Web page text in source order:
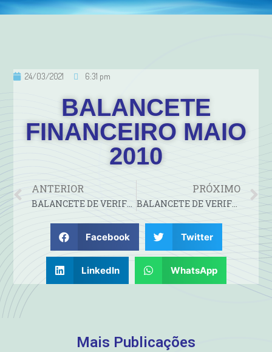
24/03/2021 6:31 pm
BALANCETE
FINANCEIRO MAIO
2010
ANTERIOR
BALANCETE DE VERIFICAÇÃO DO MES DE ABRIL 2010
PRÓXIMO
BALANCETE DE VERIFICAÇÃO DO MES DE MAIO 2010
Facebook Twitter
LinkedIn WhatsApp
Mais Publicações